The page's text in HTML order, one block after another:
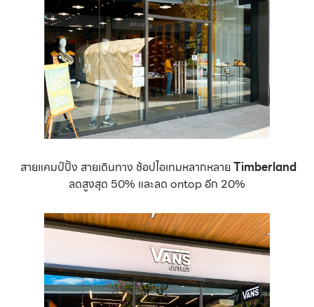
สายแคมป์ปิ้ง สายเดินทาง ช้อปไอเทมหลากหลาย Timberland
ลดสูงสุด 50% และลด ontop อีก 20%